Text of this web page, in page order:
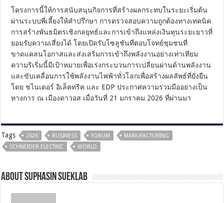
โครงการนี้ให้การสนับสนุนกิจการที่สร้างผลกระทบในระยะเริ่มต้น
ผ่านระบบพี่เลี้ยงให้คำปรึกษา การตรวจสอบความถูกต้องทางเทคนิค
การสร้างพันธมิตรเชิงกลยุทธ์และการเข้าถึงแหล่งเงินทุนระยะยาวที่
ยอมรับความเสี่ยงได้ โดยเปิดรับโซลูชันที่ตอบโจทย์ชุมชนที่
ขาดแคลนโอกาสและส่งเสริมการเข้าถึงพลังงานอย่างเท่าเทียม
ความริเริ่มนี้มีเป้าหมายเพื่อเร่งกระบวนการเปลี่ยนผ่านด้านพลังงาน
และขับเคลื่อนการใช้พลังงานไฟฟ้าทั่วโลกเพื่อสร้างผลลัพธ์ที่ยั่งยืน
โดย ชไนเดอร์ อิเล็คทริค และ EDP ประกาศความร่วมมืออย่างเป็น
ทางการ ณ เมืองดาวอส เมื่อวันที่ 21 มกราคม 2026 ที่ผ่านมา
Tags 2026 BUSINESS FORUM
MANUFACTURING
SCHNEIDER ELECTRIC
WORLD
About Suphasin Sueklab